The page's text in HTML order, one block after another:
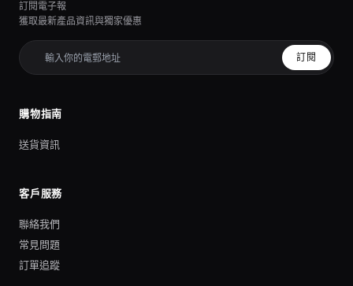
訂閱電子報
獲取最新產品資訊與獨家優惠
訂閱
購物指南
送貨資訊
客戶服務
聯絡我們
常見問題
訂單追蹤